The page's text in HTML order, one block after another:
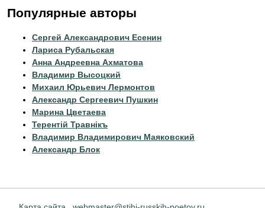
Популярные авторы
Сергей Александрович Есенин
Лариса Рубальская
Анна Андреевна Ахматова
Владимир Высоцкий
Михаил Юрьевич Лермонтов
Александр Сергеевич Пушкин
Марина Цветаева
Терентiй Травнiкъ
Владимир Владимирович Маяковский
Александр Блок